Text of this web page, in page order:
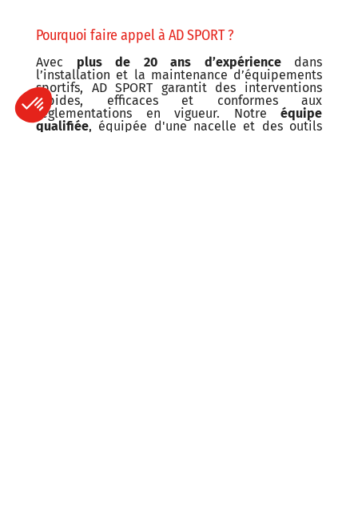
Pourquoi faire appel à AD SPORT ?
Avec plus de 20 ans d’expériencedans
l’installation et la maintenance d’équipements
sportifs, AD SPORT garantit des interventions
rapides, efficaces et conformes aux
réglementations en vigueur. Notre équipe
qualifiée, équipée d'une nacelle et des outils